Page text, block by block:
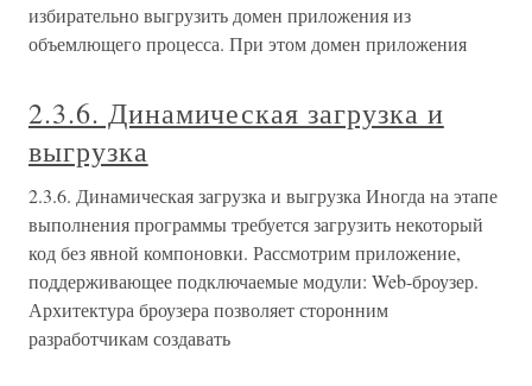
избирательно выгрузить домен приложения из
объемлющего процесса. При этом домен приложения
2.3.6. Динамическая загрузка и
выгрузка
2.3.6. Динамическая загрузка и выгрузка Иногда на этапе
выполнения программы требуется загрузить некоторый
код без явной компоновки. Рассмотрим приложение,
поддерживающее подключаемые модули: Web-броузер.
Архитектура броузера позволяет сторонним
разработчикам создавать